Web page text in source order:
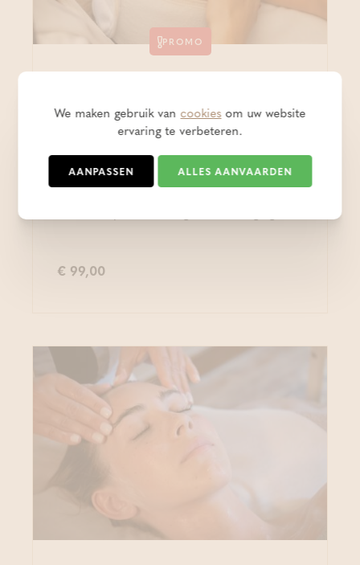
PROMO
Go & Glow (Thermae
Boetfort)
Droge zomerhuid? Go & Glow biedt een
€ 99,00
We maken gebruik vancookiesom uw website
ervaring te verbeteren.
AANPASSEN ALLES AANVAARDEN